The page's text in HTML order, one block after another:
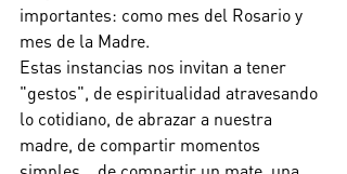
importantes: como mes del Rosario y
mes de la Madre.
Estas instancias nos invitan a tener
"gestos", de espiritualidad atravesando
lo cotidiano, de abrazar a nuestra
madre, de compartir momentos